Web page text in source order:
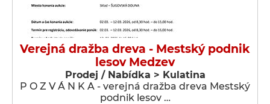
Verejná dražba dreva - Mestský podnik
lesov Medzev
Prodej / Nabídka > Kulatina
P O Z V Á N K A - verejná dražba dreva Mestský
podnik lesov …